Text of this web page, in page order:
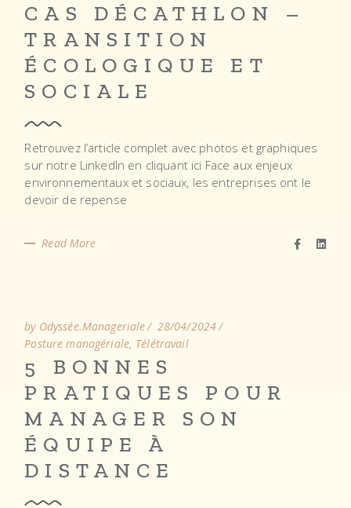
CAS DÉCATHLON –
TRANSITION
ÉCOLOGIQUE ET
SOCIALE
Retrouvez l’article complet avec photos et graphiques
sur notre LinkedIn en cliquant ici Face aux enjeux
environnementaux et sociaux, les entreprises ont le
devoir de repense
Read More
by Odyssée.Manageriale
28/04/2024
Posture managériale Télétravail
5 BONNES
PRATIQUES POUR
MANAGER SON
ÉQUIPE À
DISTANCE